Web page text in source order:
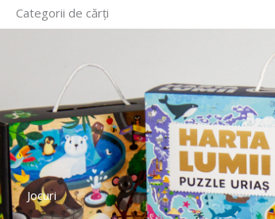
Categorii de cărți
Jocuri